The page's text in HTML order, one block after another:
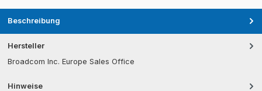
Beschreibung
Hersteller
Broadcom Inc. Europe Sales Office
Hinweise